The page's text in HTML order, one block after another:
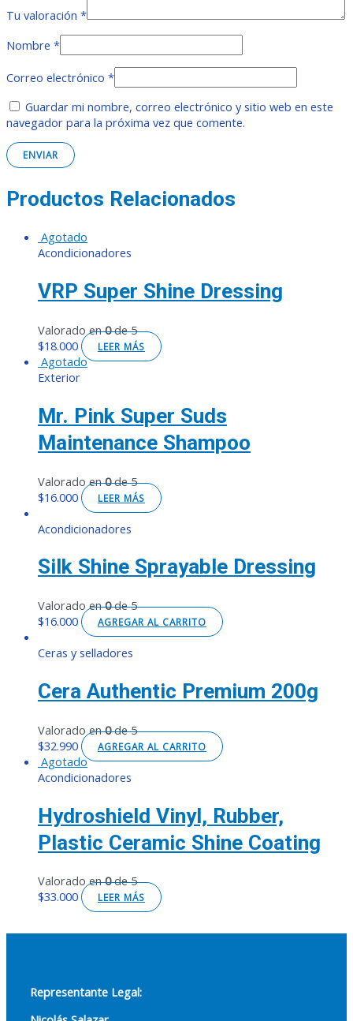
Tu valoración *
Nombre *
Correo electrónico *
Guardar mi nombre, correo electrónico y sitio web en este
navegador para la próxima vez que comente.
Productos Relacionados
Agotado
Acondicionadores
VRP Super Shine Dressing
Valorado en0de 5
$18.000 LEER MÁS
Agotado
Exterior
Mr. Pink Super Suds
Maintenance Shampoo
Valorado en0de 5
$16.000 LEER MÁS
Acondicionadores
Silk Shine Sprayable Dressing
Valorado en0de 5
$16.000 AGREGAR AL CARRITO
Ceras y selladores
Cera Authentic Premium 200g
Valorado en0de 5
$32.990 AGREGAR AL CARRITO
Agotado
Acondicionadores
Hydroshield Vinyl, Rubber,
Plastic Ceramic Shine Coating
Valorado en0de 5
$33.000 LEER MÁS
Representante Legal: